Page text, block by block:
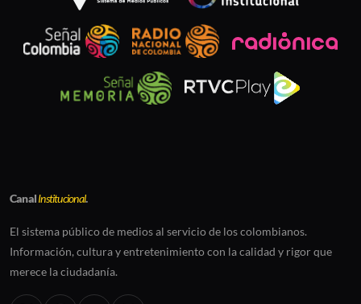
CanalInstitucional.
El sistema público de medios al servicio de los colombianos.
Información, cultura y entretenimiento con la calidad y rigor que
merece la ciudadanía.